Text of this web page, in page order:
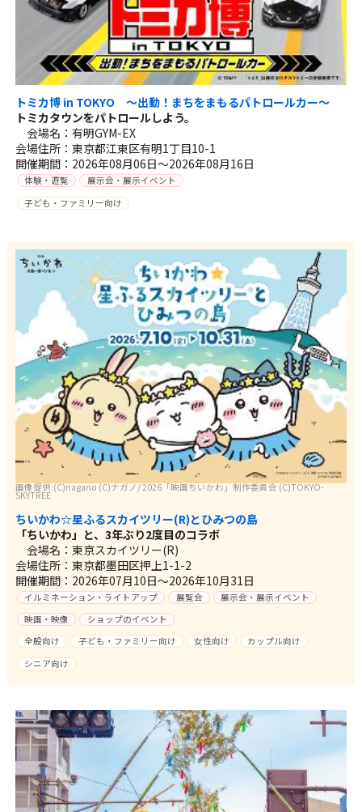
トミカ博 in TOKYO ～出動！まちをまもるパトロールカー～
トミカタウンをパトロールしよう。
会場名：有明GYM-EX
会場住所：東京都江東区有明1丁目10-1
開催期間：2026年08月06日～2026年08月16日
体験・遊覧
展示会・展示イベント
子ども・ファミリー向け
画像提供:(C)nagano (C)ナガノ/ 2026「映画ちいかわ」制作委員会 (C)TOKYO-
SKYTREE
ちいかわ☆星ふるスカイツリー(R)とひみつの島
「ちいかわ」と、3年ぶり2度目のコラボ
会場名：東京スカイツリー(R)
会場住所：東京都墨田区押上1-1-2
開催期間：2026年07月10日～2026年10月31日
イルミネーション・ライトアップ 展覧会
展示会・展示イベント
映画・映像
ショップのイベント
全般向け
子ども・ファミリー向け 女性向け
カップル向け
シニア向け